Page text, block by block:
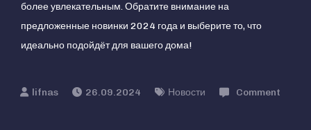
более увлекательным. Обратите внимание на
предложенные новинки 2024 года и выберите то, что
идеально подойдёт для вашего дома!
26.09.2024 Новости
Comment